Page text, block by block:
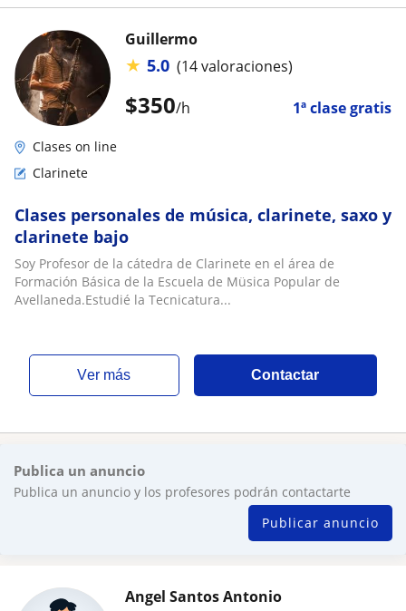
$350/h 1ª clase gratis
Guillermo
★ 5.0 (14 valoraciones)
Clases on line
Clarinete
Clases personales de música, clarinete, saxo y
clarinete bajo
Soy Profesor de la cátedra de Clarinete en el área de
Formación Básica de la Escuela de Müsica Popular de
Avellaneda.Estudié la Tecnicatura...
ver más Contactar
Publica un anuncio
Publica un anuncio y los profesores podrán contactarte
Publicar anuncio
Angel Santos Antonio